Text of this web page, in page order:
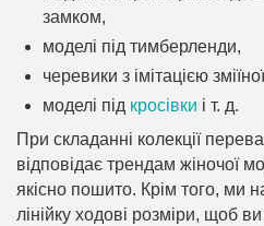
замком,
моделі під тимберленди,
черевики з імітацією
моделі під кросівки і т. д.
При складанні колекції
відповідає трендам жіночої
якісно пошито. Крім того, ми
лінійку ходові розміри, щоб